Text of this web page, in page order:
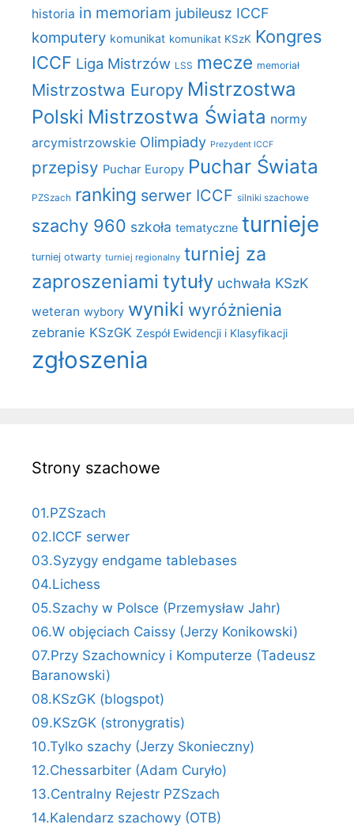
historia in memoriam jubileusz ICCF
komputery komunikat komunikat KSzK Kongres
ICCF Liga Mistrzów LSS mecze memoriał
Mistrzostwa Europy Mistrzostwa
Polski Mistrzostwa Świata normy
arcymistrzowskie Olimpiady Prezydent ICCF
przepisy Puchar Europy Puchar Świata
PZSzach ranking serwer ICCF silniki szachowe
szachy 960 szkoła tematyczne turnieje
turniej otwarty turniej regionalny turniej za
zaproszeniami tytuły uchwała KSzK
weteran wybory wyniki wyróżnienia
zebranie KSzGK Zespół Ewidencji i Klasyfikacji
zgłoszenia
Strony szachowe
01.PZSzach
02.ICCF serwer
03.Syzygy endgame tablebases
04.Lichess
05.Szachy w Polsce (Przemysław Jahr)
06.W objęciach Caissy (Jerzy Konikowski)
07.Przy Szachownicy i Komputerze (Tadeusz
Baranowski)
08.KSzGK (blogspot)
09.KSzGK (stronygratis)
10.Tylko szachy (Jerzy Skonieczny)
12.Chessarbiter (Adam Curyło)
13.Centralny Rejestr PZSzach
14.Kalendarz szachowy (OTB)